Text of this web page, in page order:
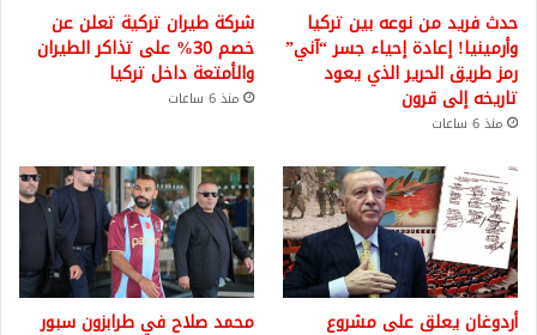
حدث فريد من نوعه بين تركيا
وأرمينيا! إعادة إحياء جسر “آني”
رمز طريق الحرير الذي يعود
تاريخه إلى قرون
منذ 6 ساعات
شركة طيران تركية تعلن عن
خصم 30% على تذاكر الطيران
والأمتعة داخل تركيا
منذ 6 ساعات
أردوغان يعلق على مشروع محمد صلاح في طرابزون سبور